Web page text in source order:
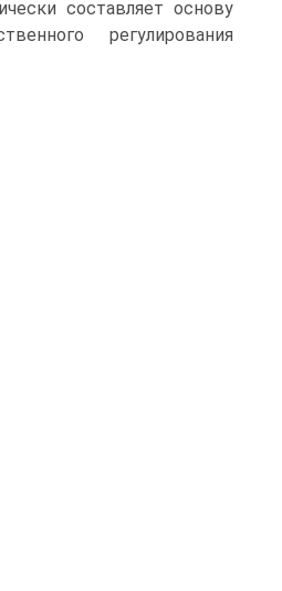
составляет основу
регулирования